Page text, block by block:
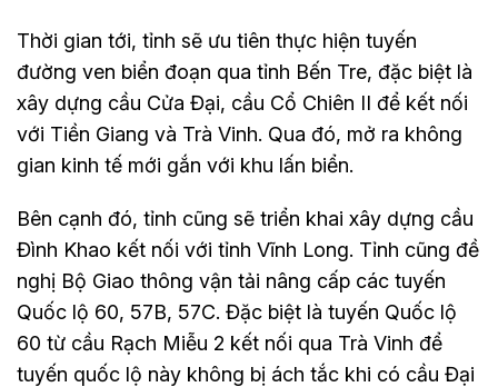
Thời gian tới, tỉnh sẽ ưu tiên thực hiện tuyến
đường ven biển đoạn qua tỉnh Bến Tre, đặc biệt là
xây dựng cầu Cửa Đại, cầu Cổ Chiên II để kết nối
với Tiền Giang và Trà Vinh. Qua đó, mở ra không
gian kinh tế mới gắn với khu lấn biển.
Bên cạnh đó, tỉnh cũng sẽ triển khai xây dựng cầu
Đình Khao kết nối với tỉnh Vĩnh Long. Tỉnh cũng đề
nghị Bộ Giao thông vận tải nâng cấp các tuyến
Quốc lộ 60, 57B, 57C. Đặc biệt là tuyến Quốc lộ
60 từ cầu Rạch Miễu 2 kết nối qua Trà Vinh để
tuyến quốc lộ này không bị ách tắc khi có cầu Đại